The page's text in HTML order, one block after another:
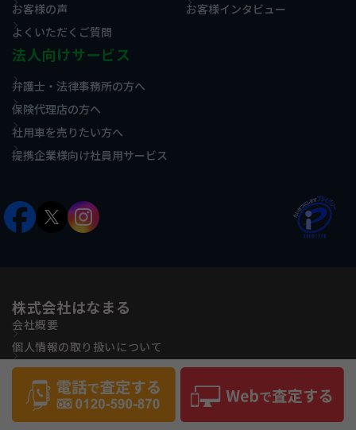
お客様の声
お客様インタビュー
よくいただくご質問
法人向けサービス
弁護士・法律事務所の方へ
保険代理店の方へ
社用車を売りたい方へ
提携企業様向け社員用サービス
株式会社はなまる
会社概要
個人情報の取り扱いについて
古物営業法に基づく表記
反社会的勢力に対する基本方針
サイトマップ